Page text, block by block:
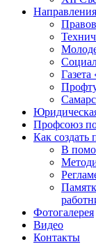
Профсоюз
Как создать
В
Фотогалерея
Видео
Контакты